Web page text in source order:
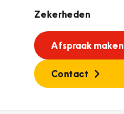
Zekerheden
Afspraak maken
Contact